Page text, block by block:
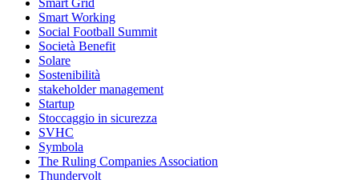
Smart Grid
Smart Working
Social Football Summit
Società Benefit
Solare
Sostenibilità
stakeholder management
Startup
Stoccaggio in sicurezza
SVHC
Symbola
The Ruling Companies Association
Thundervolt